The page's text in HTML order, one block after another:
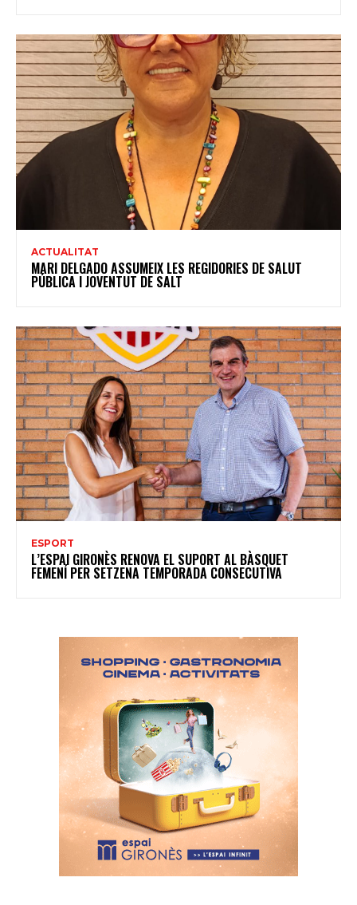
ACTUALITAT
MARI DELGADO ASSUMEIX LES REGIDORIES DE SALUT
PÚBLICA I JOVENTUT DE SALT
ESPORT
L’ESPAI GIRONÈS RENOVA EL SUPORT AL BÀSQUET
FEMENÍ PER SETZENA TEMPORADA CONSECUTIVA